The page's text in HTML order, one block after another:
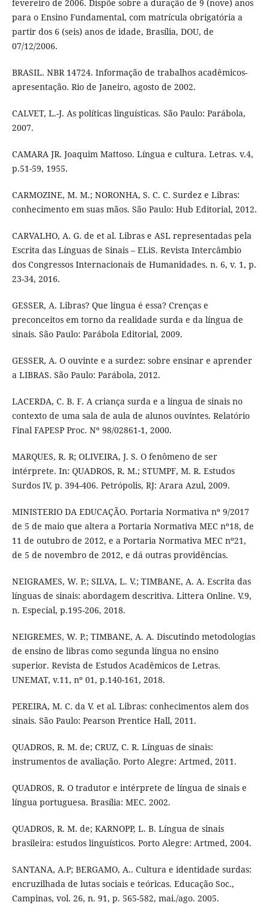
fevereiro de 2006. Dispõe sobre a duração de 9 (nove) anos
para o Ensino Fundamental, com matrícula obrigatória a
partir dos 6 (seis) anos de idade, Brasília, DOU, de
07/12/2006.
BRASIL. NBR 14724. Informação de trabalhos acadêmicos-
apresentação. Rio de Janeiro, agosto de 2002.
CALVET, L.-J. As políticas linguísticas. São Paulo: Parábola,
2007.
CAMARA JR. Joaquim Mattoso. Língua e cultura. Letras. v.4,
p.51-59, 1955.
CARMOZINE, M. M.; NORONHA, S. C. C. Surdez e Libras:
conhecimento em suas mãos. São Paulo: Hub Editorial, 2012.
CARVALHO, A. G. de et al. Libras e ASL representadas pela
Escrita das Línguas de Sinais – ELiS. Revista Intercâmbio
dos Congressos Internacionais de Humanidades. n. 6, v. 1, p.
23-34, 2016.
GESSER, A. Libras? Que língua é essa? Crenças e
preconceitos em torno da realidade surda e da língua de
sinais. São Paulo: Parábola Editorial, 2009.
GESSER, A. O ouvinte e a surdez: sobre ensinar e aprender
a LIBRAS. São Paulo: Parábola, 2012.
LACERDA, C. B. F. A criança surda e a língua de sinais no
contexto de uma sala de aula de alunos ouvintes. Relatório
Final FAPESP Proc. Nº 98/02861-1, 2000.
MARQUES, R. R; OLIVEIRA, J. S. O fenômeno de ser
intérprete. In: QUADROS, R. M.; STUMPF, M. R. Estudos
Surdos IV, p. 394-406. Petrópolis, RJ: Arara Azul, 2009.
MINISTERIO DA EDUCAÇÃO. Portaria Normativa nº 9/2017
de 5 de maio que altera a Portaria Normativa MEC nº18, de
11 de outubro de 2012, e a Portaria Normativa MEC nº21,
de 5 de novembro de 2012, e dá outras providências.
NEIGRAMES, W. P.; SILVA, L. V.; TIMBANE, A. A. Escrita das
línguas de sinais: abordagem descritiva. Littera Online. V.9,
n. Especial, p.195-206, 2018.
NEIGREMES, W. P.; TIMBANE, A. A. Discutindo metodologias
de ensino de libras como segunda língua no ensino
superior. Revista de Estudos Acadêmicos de Letras.
UNEMAT, v.11, nº 01, p.140-161, 2018.
PEREIRA, M. C. da V. et al. Libras: conhecimentos alem dos
sinais. São Paulo: Pearson Prentice Hall, 2011.
QUADROS, R. M. de; CRUZ, C. R. Línguas de sinais:
instrumentos de avaliação. Porto Alegre: Artmed, 2011.
QUADROS, R. O tradutor e intérprete de língua de sinais e
língua portuguesa. Brasília: MEC. 2002.
QUADROS, R. M. de; KARNOPP, L. B. Língua de sinais
brasileira: estudos linguísticos. Porto Alegre: Artmed, 2004.
SANTANA, A.P; BERGAMO, A.. Cultura e identidade surdas:
encruzilhada de lutas sociais e teóricas. Educação Soc.,
Campinas, vol. 26, n. 91, p. 565-582, mai./ago. 2005.